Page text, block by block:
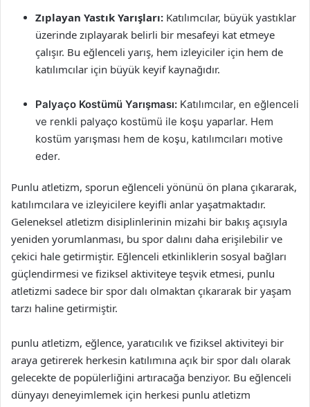
Zıplayan Yastık Yarışları: Katılımcılar, büyük yastıklar
üzerinde zıplayarak belirli bir mesafeyi kat etmeye
çalışır. Bu eğlenceli yarış, hem izleyiciler için hem de
katılımcılar için büyük keyif kaynağıdır.
Palyaço Kostümü Yarışması: Katılımcılar, en eğlenceli
ve renkli palyaço kostümü ile koşu yaparlar. Hem
kostüm yarışması hem de koşu, katılımcıları motive
eder.
Punlu atletizm, sporun eğlenceli yönünü ön plana çıkararak,
katılımcılara ve izleyicilere keyifli anlar yaşatmaktadır.
Geleneksel atletizm disiplinlerinin mizahi bir bakış açısıyla
yeniden yorumlanması, bu spor dalını daha erişilebilir ve
çekici hale getirmiştir. Eğlenceli etkinliklerin sosyal bağları
güçlendirmesi ve fiziksel aktiviteye teşvik etmesi, punlu
atletizmi sadece bir spor dalı olmaktan çıkararak bir yaşam
tarzı haline getirmiştir.
punlu atletizm, eğlence, yaratıcılık ve fiziksel aktiviteyi bir
araya getirerek herkesin katılımına açık bir spor dalı olarak
gelecekte de popülerliğini artıracağa benziyor. Bu eğlenceli
dünyayı deneyimlemek için herkesi punlu atletizm